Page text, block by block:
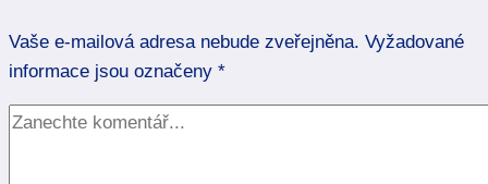
o
vás?
Vaše e-mailová adresa nebude zveřejněna. Vyžadované
informace jsou označeny *